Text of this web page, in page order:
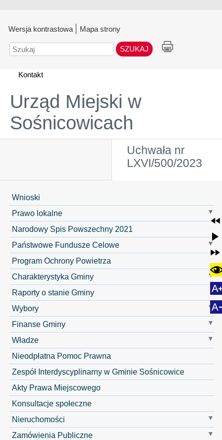
Wersja kontrastowa Mapa strony
Szukaj
Kontakt
Urząd Miejski w
Sośnicowicach
Uchwała nr
LXVI/500/2023
Wnioski
Prawo lokalne
Narodowy Spis Powszechny 2021
Państwowe Fundusze Celowe
Program Ochrony Powietrza
Charakterystyka Gminy
Raporty o stanie Gminy
Wybory
Finanse Gminy
Władze
Nieodpłatna Pomoc Prawna
Zespół Interdyscyplinarny w Gminie Sośnicowice
Akty Prawa Miejscowego
Konsultacje społeczne
Nieruchomości
Zamówienia Publiczne